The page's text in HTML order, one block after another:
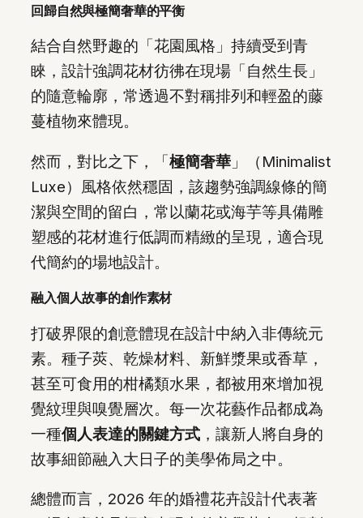
回歸自然與極簡奢華的平衡
結合自然野趣的「花園風格」持續受到青
睞，設計強調花材彷彿在現場「自然生長」
的隨意輪廓，常透過不對稱排列和輕盈的藤
蔓植物來體現。
然而，對比之下，「極簡奢華 」（Minimalist
Luxe）風格依然穩固，該趨勢強調線條的簡
潔與空間的留白，常以蘭花或海芋等具備雕
塑感的花材進行低調而精緻的呈現，適合現
代簡約的場地設計。
融入個人故事的創作素材
打破界限的創意體現在設計中納入非傳統元
素。種子莢、乾燥材料、新鮮漿果或香草，
甚至可食用的柑橘類水果，都被用來增加視
覺紋理與嗅覺層次。每一次花藝作品都成為
一種個人表達的關鍵方式 ，讓新人將自身的
故事細節融入大日子的美學佈局之中。
總體而言，2026 年的婚禮花卉設計代表著